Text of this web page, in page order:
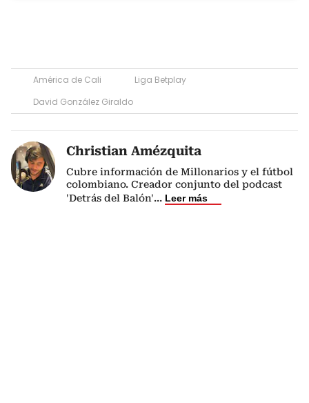
América de Cali
Liga Betplay
David González Giraldo
Christian Amézquita
Cubre información de Millonarios y el fútbol
colombiano. Creador conjunto del podcast
'Detrás del Balón'... Leer más